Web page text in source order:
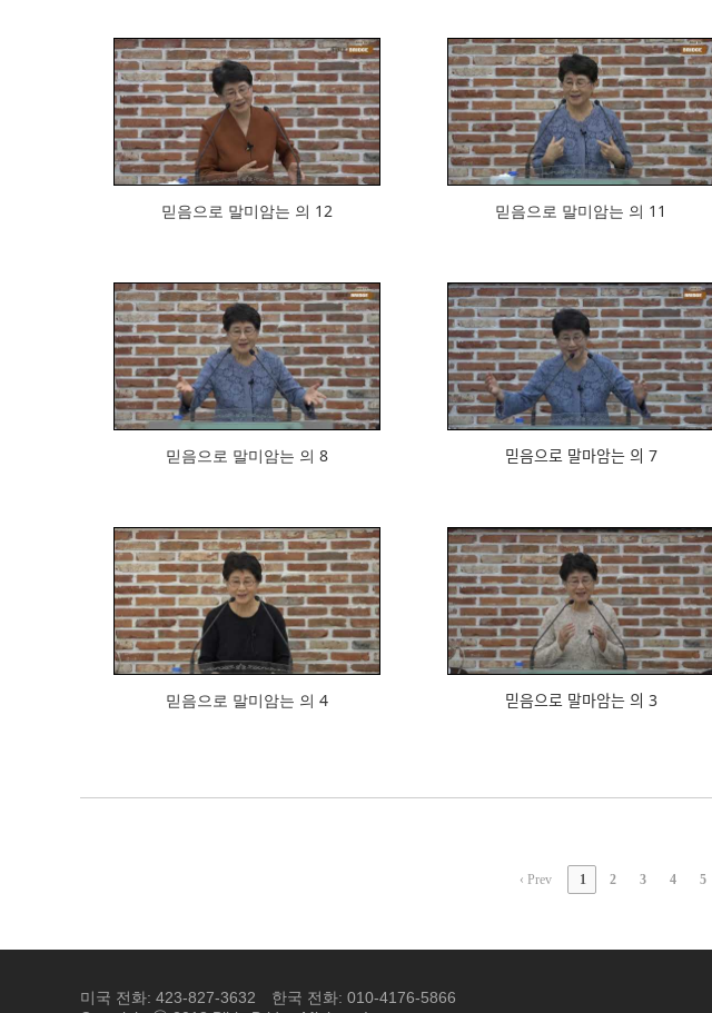
935
믿음으로 말미암는 의 12
835
믿음으로 말미암는 의 11
940
믿음으로 말미암는 의 8
854
믿음으로 말마암는 의 7
858
믿음으로 말미암는 의 4
945
믿음으로 말마암는 의 3
‹ Prev 1 2 3 4 5
미국 전화: 423-827-3632
한국 전화: 010-4176-5866